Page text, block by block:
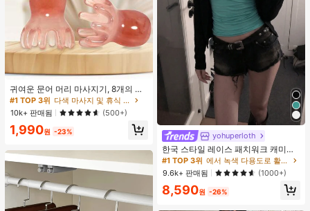
귀여운 문어 머리 마사지기, 8개의 촉
수, 머리 마사지기, 괄사 페이셜 도구,
머리 & 몸 이완, 독특한 마사지 포인
트, 수동 딥 티슈 마사지 도구, 학교, 개
학, 여행, 여행 필수품, 가정 필수품, 스
파, 마사지 도구, 마사지
#1 TOP 3위
다색 마사지 및 휴식 도구
10k+ 판매됨
(500+)
1,990원 -23% yohuperloth
한국 스타일 레이스 패치워크 캐미솔
탱크 탑, Y2K 에스테틱, 스트리트웨어
캐주얼 여름
#1 TOP 3위
에서 녹색 다용도로 활용 가능한 데일리 탑
9.6k+ 판매됨
(1000+)
8,590원 -26%